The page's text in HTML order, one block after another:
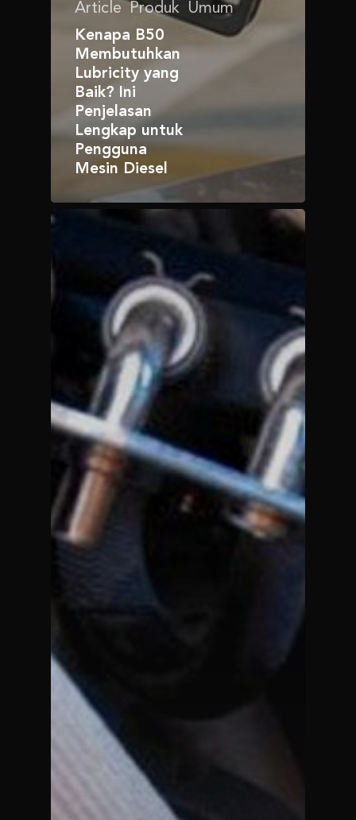
Article Produk Umum
Kenapa B50
Membutuhkan
Lubricity yang
Baik? Ini
Penjelasan
Lengkap untuk
Pengguna
Mesin Diesel